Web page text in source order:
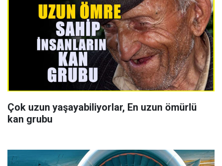
Çok uzun yaşayabiliyorlar, En uzun ömürlü
kan grubu